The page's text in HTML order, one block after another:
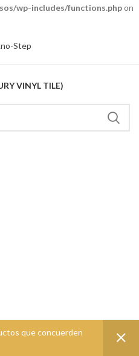
wp-includes/functions.phpon
VINYL TILE)
que concuerden